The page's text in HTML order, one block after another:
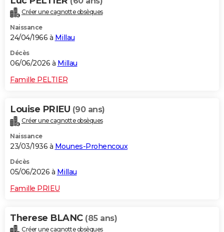
Créer une cagnotte obsèques
Naissance
24/04/1966 à Millau
Décès
06/06/2026 à Millau
Famille PELTIER
Louise PRIEU (90 ans)
Créer une cagnotte obsèques
Naissance
23/03/1936 à Mounes-Prohencoux
Décès
05/06/2026 à Millau
Famille PRIEU
Therese BLANC (85 ans)
Créer une cagnotte obsèques